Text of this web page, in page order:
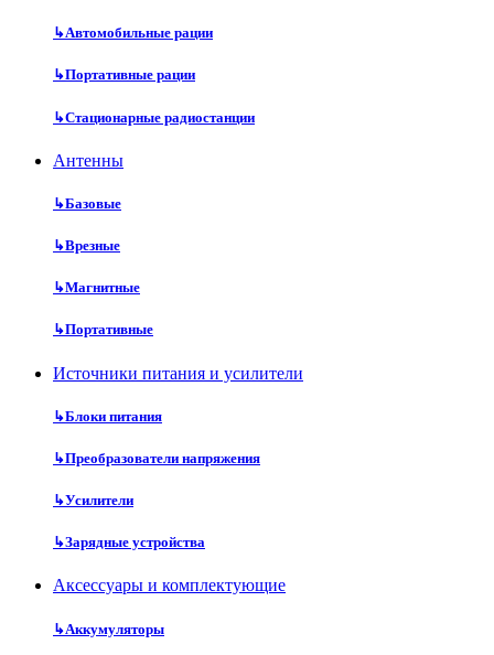
↳Автомобильные рации
↳Портативные рации
↳Стационарные радиостанции
Антенны
↳Базовые
↳Врезные
↳Магнитные
↳Портативные
Источники питания и усилители
↳Блоки питания
↳Преобразователи напряжения
↳Усилители
↳Зарядные устройства
Аксессуары и комплектующие
↳Аккумуляторы